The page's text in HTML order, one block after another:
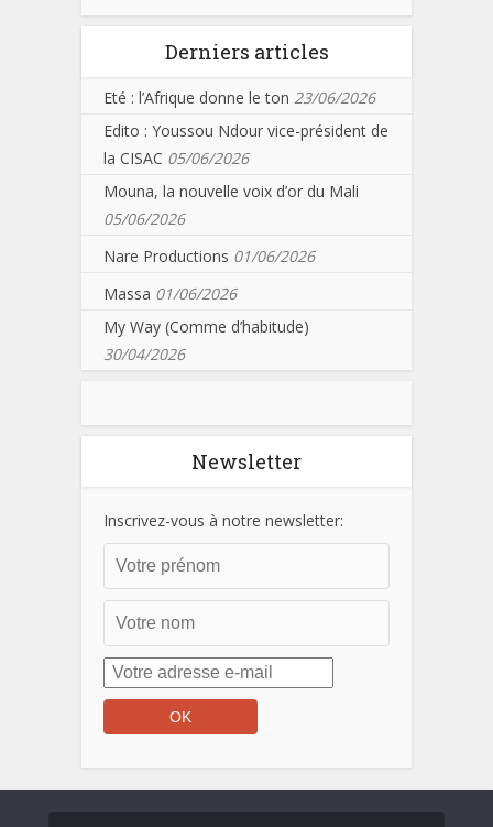
Derniers articles
Eté : l’Afrique donne le ton 23/06/2026
Edito : Youssou Ndour vice-président de
la CISAC 05/06/2026
Mouna, la nouvelle voix d’or du Mali
05/06/2026
Nare Productions 01/06/2026
Massa 01/06/2026
My Way (Comme d’habitude)
30/04/2026
Newsletter
Inscrivez-vous à notre newsletter: